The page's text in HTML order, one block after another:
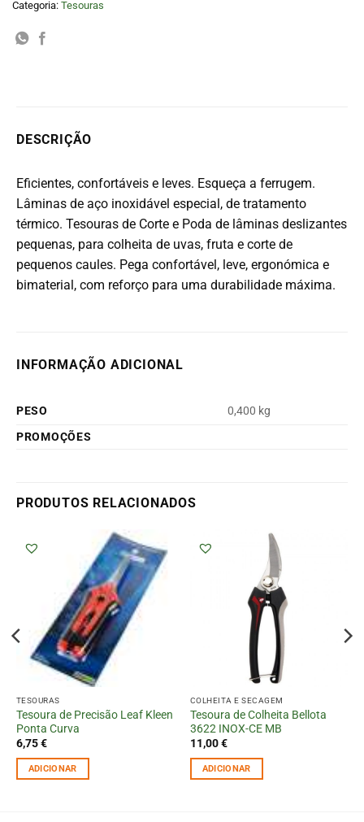
Categoria: Tesouras
DESCRIÇÃO
Eficientes, confortáveis e leves. Esqueça a ferrugem.
Lâminas de aço inoxidável especial, de tratamento
térmico. Tesouras de Corte e Poda de lâminas deslizantes
pequenas, para colheita de uvas, fruta e corte de
pequenos caules. Pega confortável, leve, ergonómica e
bimaterial, com reforço para uma durabilidade máxima.
INFORMAÇÃO ADICIONAL
PESO
0,400 kg
PROMOÇÕES
PRODUTOS RELACIONADOS
TESOURAS
Tesoura de Precisão Leaf Kleen
Ponta Curva
6,75€
ADICIONAR
COLHEITA E SECAGEM
Tesoura de Colheita Bellota
3622 INOX-CE MB
11,00€
ADICIONAR